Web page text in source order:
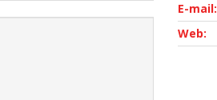
E-mail:
Web: